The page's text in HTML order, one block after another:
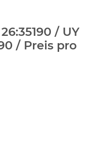
/ UY
/ Preis pro